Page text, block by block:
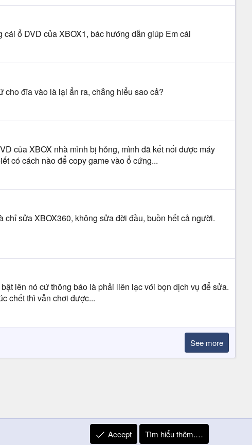
ổ DVD của XBOX1, bác hướng dẫn giúp Em cái
đĩa vào là lại ẩn ra, chẳng hiểu sao cả?
của XBOX nhà mình bị hỏng, mình đã kết nối được máy
có cách nào để copy game vào ổ cứng...
sửa XBOX360, không sửa đời đầu, buồn hết cả người.
lên nó cứ thông báo là phải liên lạc với bọn dịch vụ để sửa.
chết thì vẫn chơi được...
See more
Quy định và Nội quy Privacy Policy Trợ giúp
Accept Tìm hiểu thêm.…